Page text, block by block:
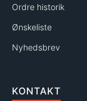
Ordre historik
Ønskeliste
Nyhedsbrev
KONTAKT